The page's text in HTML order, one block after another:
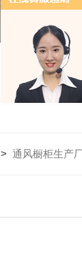
>通风橱柜生产